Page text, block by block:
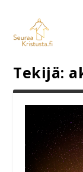
Tekijä: